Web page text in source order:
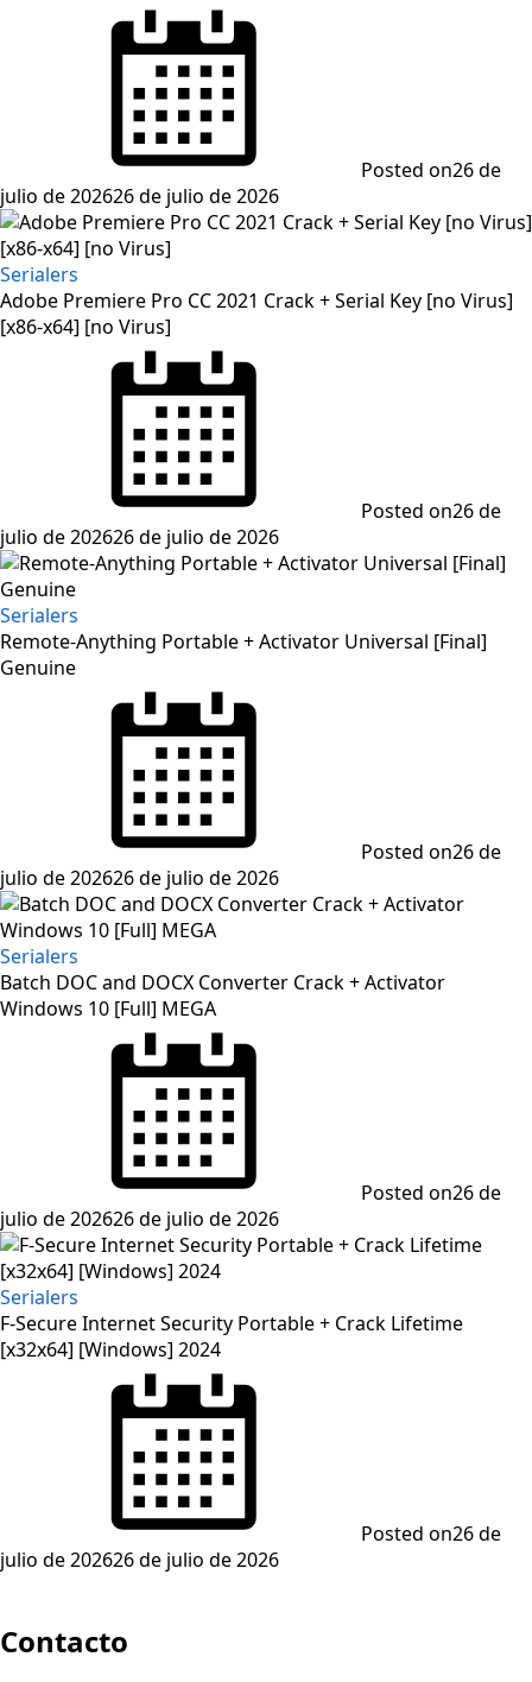
Posted on26 de
julio de 202626 de julio de 2026
Serialers
Adobe Premiere Pro CC 2021 Crack + Serial Key [no Virus]
[x86-x64] [no Virus]
Posted on26 de
julio de 202626 de julio de 2026
Serialers
Remote-Anything Portable + Activator Universal [Final]
Genuine
Posted on26 de
julio de 202626 de julio de 2026
Serialers
Batch DOC and DOCX Converter Crack + Activator
Windows 10 [Full] MEGA
Posted on26 de
julio de 202626 de julio de 2026
Serialers
F-Secure Internet Security Portable + Crack Lifetime
[x32x64] [Windows] 2024
Posted on26 de
julio de 202626 de julio de 2026
Contacto